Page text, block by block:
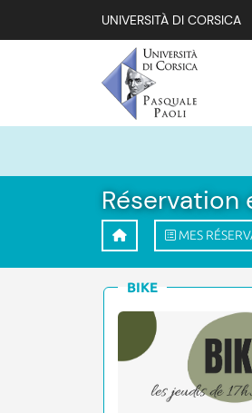
UNIVERSITÀ DI CORSICA
Réservation
MES
BIKE